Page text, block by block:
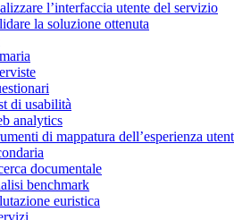
l’interfaccia utente del servizio
la soluzione ottenuta
di usabilità
analytics
di mappatura dell’esperienza
documentale
benchmark
euristica